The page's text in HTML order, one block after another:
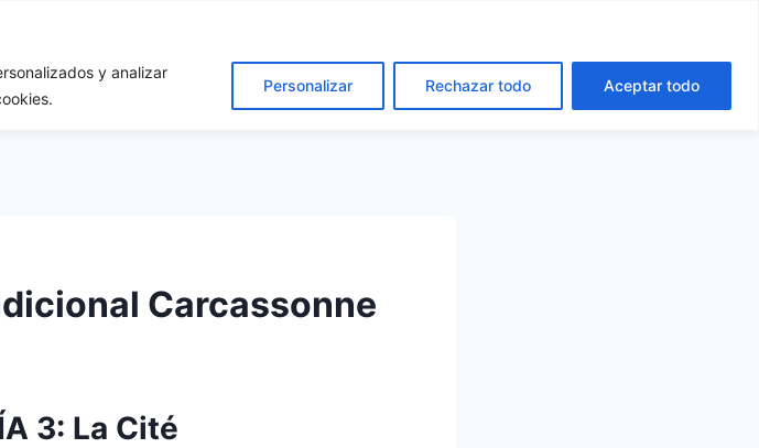
y analizar
Personalizar Rechazar todo Aceptar todo
somos? Apóyanos! Contacto Español Català
Carcassonne
3: La Cité